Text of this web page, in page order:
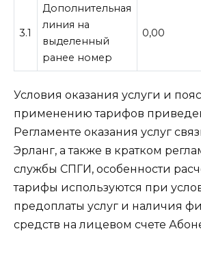
3.1
Дополнительная
линия на
выделенный
ранее номер
0,00
Условия оказания услуги и
применению тарифов
Регламенте оказания услуг
Эрланг, а также в кратком
службы СПГИ, особенности
тарифы используются при
предоплаты услуг и наличия
средств на лицевом счете